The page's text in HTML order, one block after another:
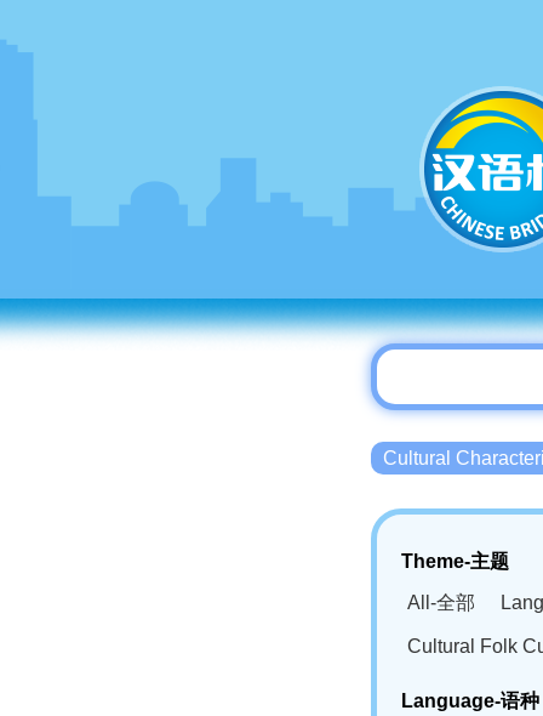
Cultural
Theme-主题
All-全部
Cultural Folk
Language-语种